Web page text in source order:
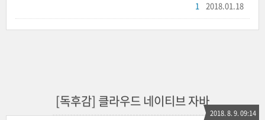
2018.01.18
1
[독후감] 클라우드 네이티브 자바
2018. 8. 9. 09:14